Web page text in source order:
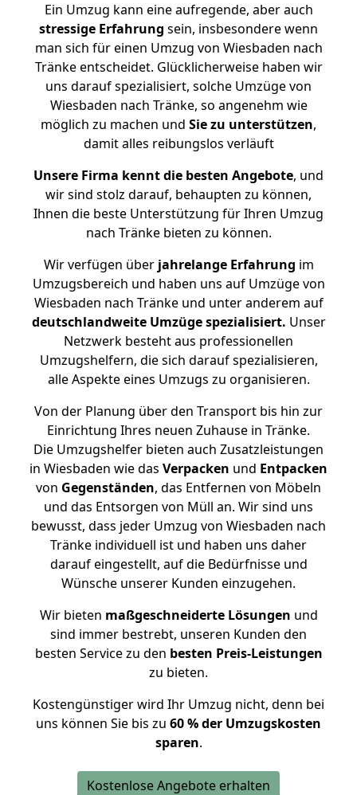
Ein Umzug kann eine aufregende, aber auch
stressige Erfahrung sein, insbesondere wenn
man sich für einen Umzug von Wiesbaden nach
Tränke entscheidet. Glücklicherweise haben wir
uns darauf spezialisiert, solche Umzüge von
Wiesbaden nach Tränke, so angenehm wie
möglich zu machen und Sie zu unterstützen,
damit alles reibungslos verläuft
Unsere Firma kennt die besten Angebote, und
wir sind stolz darauf, behaupten zu können,
Ihnen die beste Unterstützung für Ihren Umzug
nach Tränke bieten zu können.
Wir verfügen überjahrelange Erfahrung im
Umzugsbereich und haben uns auf Umzüge von
Wiesbaden nach Tränke und unter anderem auf
deutschlandweite Umzüge spezialisiert. Unser
Netzwerk besteht aus professionellen
Umzugshelfern, die sich darauf spezialisieren,
alle Aspekte eines Umzugs zu organisieren.
Von der Planung über den Transport bis hin zur
Einrichtung Ihres neuen Zuhause in Tränke.
Die Umzugshelfer bieten auch Zusatzleistungen
in Wiesbaden wie das Verpacken und Entpacken
von Gegenständen, das Entfernen von Möbeln
und das Entsorgen von Müll an. Wir sind uns
bewusst, dass jeder Umzug von Wiesbaden nach
Tränke individuell ist und haben uns daher
darauf eingestellt, auf die Bedürfnisse und
Wünsche unserer Kunden einzugehen.
Wir bieten maßgeschneiderte Lösungen und
sind immer bestrebt, unseren Kunden den
besten Service zu den besten Preis-Leistungen
zu bieten.
Kostengünstiger wird Ihr Umzug nicht, denn bei
uns können Sie bis zu 60 % der Umzugskosten
sparen.
Kostenlose Angebote erhalten